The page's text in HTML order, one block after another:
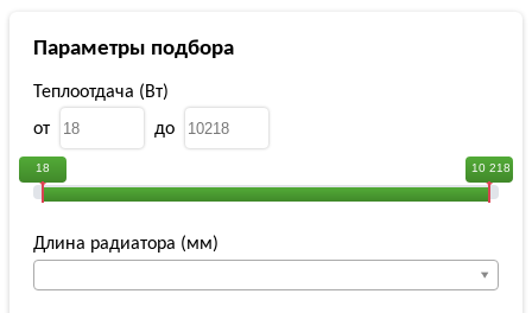
Параметры подбора
Теплоотдача (Вт)
от
до
18 10 218
Длина радиатора (мм)